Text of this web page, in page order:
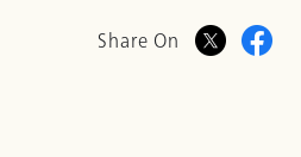
Share On